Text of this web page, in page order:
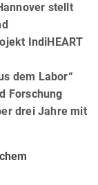
stellt
IndiHEART
dem Labor“
Forschung
drei Jahre mit